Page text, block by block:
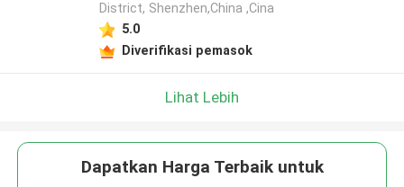
District, Shenzhen,China ,Cina
5.0
Diverifikasi pemasok
Lihat Lebih
Dapatkan Harga Terbaik untuk